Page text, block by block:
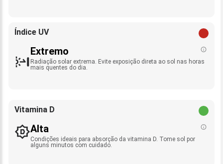
Índice UV
Extremo
Radiação solar extrema. Evite exposição direta ao sol nas horas
mais quentes do dia.
Vitamina D
Alta
Condições ideais para absorção da vitamina D. Tome sol por
alguns minutos com cuidado.